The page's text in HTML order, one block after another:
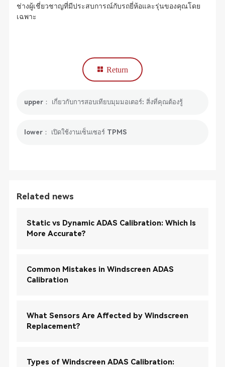
ช่างผู้เชี่ยวชาญที่มีประสบการณ์กับรถยี่ห้อและรุ่นของคุณโดย
เฉพาะ
Return
upper： เกี่ยวกับการสอบเทียบมุมมอเตอร์: สิ่งที่คุณต้องรู้
lower： เปิดใช้งานเซ็นเซอร์ TPMS
Related news
Static vs Dynamic ADAS Calibration: Which Is
More Accurate?
Common Mistakes in Windscreen ADAS
Calibration
What Sensors Are Affected by Windscreen
Replacement?
Types of Windscreen ADAS Calibration: